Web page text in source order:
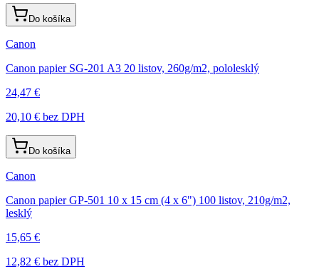
Do košíka
Canon
Canon papier SG-201 A3 20 listov, 260g/m2, pololesklý
24,47 €
20,10 € bez DPH
Do košíka
Canon
Canon papier GP-501 10 x 15 cm (4 x 6") 100 listov, 210g/m2,
lesklý
15,65 €
12,82 € bez DPH